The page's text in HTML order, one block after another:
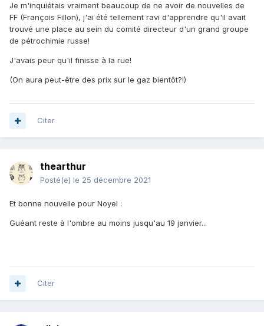
Je m'inquiétais vraiment beaucoup de ne avoir de nouvelles de
FF (François Fillon), j'ai été tellement ravi d'apprendre qu'il avait
trouvé une place au sein du comité directeur d'un grand groupe
de pétrochimie russe!
J'avais peur qu'il finisse à la rue!
(On aura peut-être des prix sur le gaz bientôt?!)
Citer
thearthur
Posté(e) le 25 décembre 2021
Et bonne nouvelle pour Noyel :
Guéant reste à l'ombre au moins jusqu'au 19 janvier...
Citer